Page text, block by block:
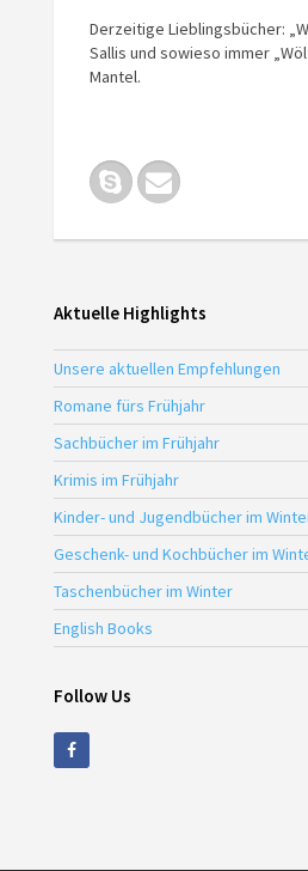
Derzeitige Lieblingsbücher:
Sallis und sowieso immer
Mantel.
Aktuelle Highlights
Unsere aktuellen Empfehlungen
Romane fürs Frühjahr
Sachbücher im Frühjahr
Krimis im Frühjahr
Kinder- und Jugendbücher im
Geschenk- und Kochbücher im
Taschenbücher im Winter
English Books
Follow Us